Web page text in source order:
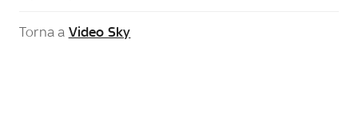
Torna a Video Sky